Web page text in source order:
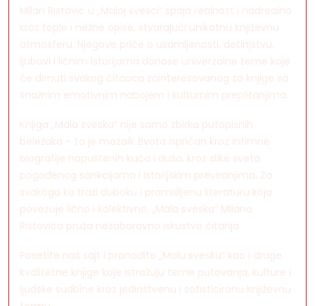
Milan Ristović u „Maloj svesci“ spaja realnost i nadrealno
kroz tople i nežne opise, stvarajući unikatnu književnu
atmosferu. Njegove priče o usamljenosti, detinjstvu,
ljubavi i ličnim istorijama donose univerzalne teme koje
će dirnuti svakog čitaoca zainteresovanog za knjige sa
snažnim emotivnim nabojem i kulturnim preplitanjima.
Knjiga „Mala sveska“ nije samo zbirka putopisnih
beležaka – to je mozaik života ispričan kroz intimne
biografije napuštenih kuća i duša, kroz slike sveta
pogođenog sankcijama i istorijskim previranjima. Za
svakoga ko traži duboku i promišljenu literaturu koja
povezuje lično i kolektivno, „Mala sveska“ Milana
Ristovića pruža nezaboravno iskustvo čitanja.
Posetite naš sajt i pronađite „Malu svesku“ kao i druge
kvalitetne knjige koje istražuju teme putovanja, kulture i
ljudske sudbine kroz jedinstvenu i sofisticiranu književnu